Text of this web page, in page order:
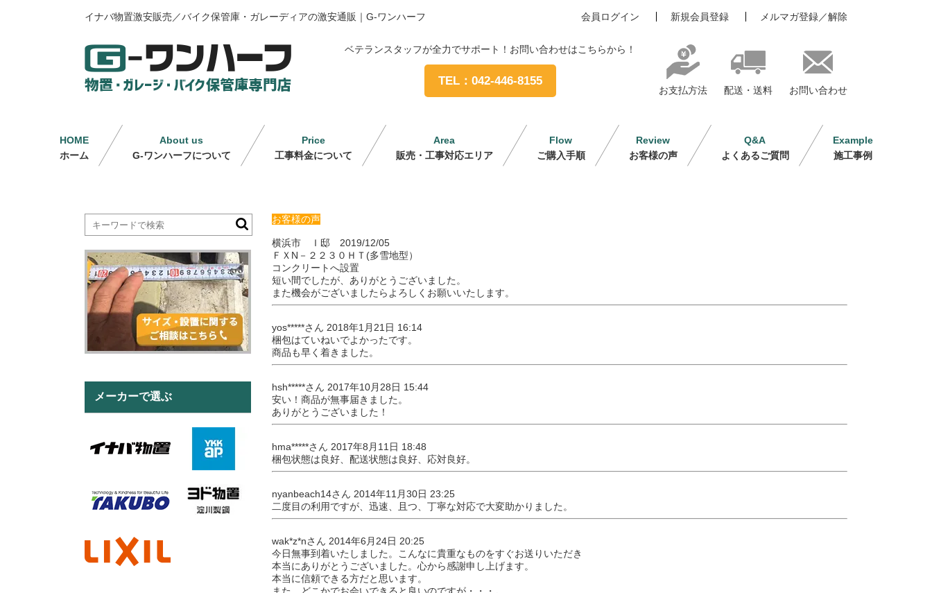
イナバ物置激安販売／バイク保管庫・ガレーディアの激安通販｜G-ワンハーフ 会員ログイン 新規会員登録 メルマガ登録／解除
ベテランスタッフが全力でサポート！お問い合わせはこちらから！
TEL：042-446-8155
お支払方法 配送・送料 お問い合わせ
HOME
ホーム
About us
G-ワンハーフについて
Price
工事料金について
Area
販売・工事対応エリア
Flow
ご購入手順
Review
お客様の声
Q&A
よくあるご質問
Example
施工事例
お客様の声
横浜市 Ｉ邸 2019/12/05
ＦＸN－２２３０ＨＴ(多雪地型）
コンクリートへ設置
短い間でしたが、ありがとうございました。
また機会がございましたらよろしくお願いいたします。
yos*****さん 2018年1月21日 16:14
梱包はていねいでよかったです。
商品も早く着きました。
hsh*****さん 2017年10月28日 15:44
安い！商品が無事届きました。
ありがとうございました！
hma*****さん 2017年8月11日 18:48
梱包状態は良好、配送状態は良好、応対良好。
nyanbeach14さん 2014年11月30日 23:25
二度目の利用ですが、迅速、且つ、丁寧な対応で大変助かりました。
wak*z*nさん 2014年6月24日 20:25
今日無事到着いたしました。こんなに貴重なものをすぐお送りいただき
本当にありがとうございました。心から感謝申し上げます。
本当に信頼できる方だと思います。
メーカーで選ぶ